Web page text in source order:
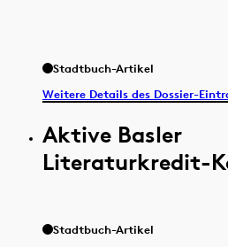
Stadtbuch-Artikel
Weitere Details des Dossier-
Aktive Basler
Literaturkredit-
Stadtbuch-Artikel